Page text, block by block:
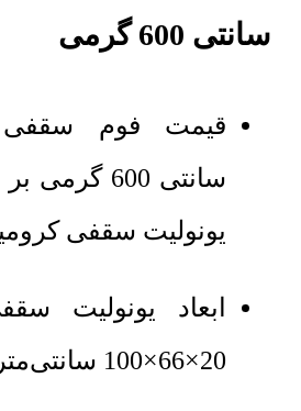
سانتی 600 گرمی
سانتی 600
یونولیت سقفی
ابعاد یونولیت
20×66×100 سانتی‌متر